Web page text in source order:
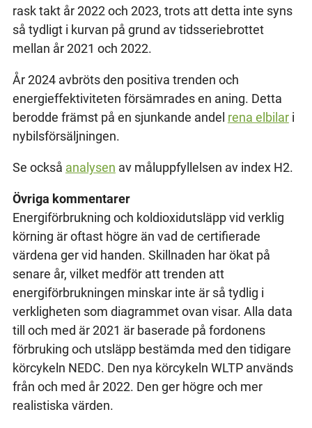
rask takt år 2022 och 2023, trots att detta inte syns
så tydligt i kurvan på grund av tidsseriebrottet
mellan år 2021 och 2022.
År 2024 avbröts den positiva trenden och
energieffektiviteten försämrades en aning. Detta
berodde främst på en sjunkande andel rena elbilari
nybilsförsäljningen.
Se också analysen av måluppfyllelsen av index H2.
Övriga kommentarer
Energiförbrukning och koldioxidutsläpp vid verklig
körning är oftast högre än vad de certifierade
värdena ger vid handen. Skillnaden har ökat på
senare år, vilket medför att trenden att
energiförbrukningen minskar inte är så tydlig i
verkligheten som diagrammet ovan visar. Alla data
till och med är 2021 är baserade på fordonens
förbruking och utsläpp bestämda med den tidigare
körcykeln NEDC. Den nya körcykeln WLTP används
från och med år 2022. Den ger högre och mer
realistiska värden.